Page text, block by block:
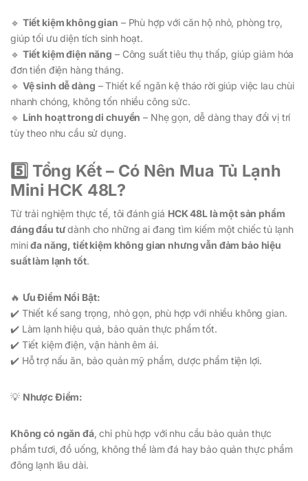
🔹 Tiết kiệm không gian – Phù hợp với căn hộ nhỏ, phòng trọ,
giúp tối ưu diện tích sinh hoạt.
🔹 Tiết kiệm điện năng – Công suất tiêu thụ thấp, giúp giảm hóa
đơn tiền điện hàng tháng.
🔹 Vệ sinh dễ dàng – Thiết kế ngăn kệ tháo rời giúp việc lau chùi
nhanh chóng, không tốn nhiều công sức.
🔹 Linh hoạt trong di chuyển – Nhẹ gọn, dễ dàng thay đổi vị trí
tùy theo nhu cầu sử dụng.
5️⃣ Tổng Kết – Có Nên Mua Tủ Lạnh
Mini HCK 48L?
Từ trải nghiệm thực tế, tôi đánh giá HCK 48L là một sản phẩm
đáng đầu tưdành cho những ai đang tìm kiếm một chiếc tủ lạnh
miniđa năng, tiết kiệm không gian nhưng vẫn đảm bảo hiệu
suất làm lạnh tốt.
🔥 Ưu Điểm Nổi Bật:
✔️ Thiết kế sang trọng, nhỏ gọn, phù hợp với nhiều không gian.
✔️ Làm lạnh hiệu quả, bảo quản thực phẩm tốt.
✔️ Tiết kiệm điện, vận hành êm ái.
✔️ Hỗ trợ nấu ăn, bảo quản mỹ phẩm, dược phẩm tiện lợi.
💡 Nhược Điểm:
Không có ngăn đá, chỉ phù hợp với nhu cầu bảo quản thực
phẩm tươi, đồ uống, không thể làm đá hay bảo quản thực phẩm
đông lạnh lâu dài.